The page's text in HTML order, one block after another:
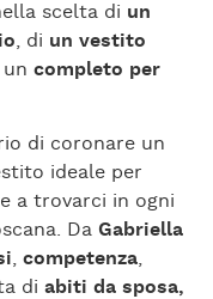
scelta di un
, di un vestito
un completo per
di coronare un
ideale per
a trovarci in ogni
Da Gabriella
competenza
di abiti da sposa,